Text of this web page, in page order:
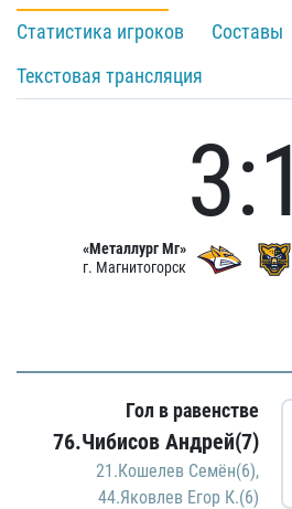
Статистика игроков
Составы
Текстовая трансляция
«Металлург Мг»
г. Магнитогорск
3:1
Гол в равенстве
76.Чибисов Андрей(7)
21.Кошелев Семён(6),
44.Яковлев Егор К.(6)